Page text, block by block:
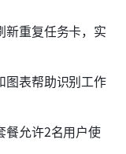
新重复任务卡，实
图表帮助识别工作
餐允许2名用户使